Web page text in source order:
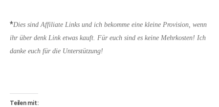
*Dies sind Affiliate Links und ich bekomme eine kleine Provision, wenn
ihr über denk Link etwas kauft. Für euch sind es keine Mehrkosten! Ich
danke euch für die Unterstützung!
Teilen mit: